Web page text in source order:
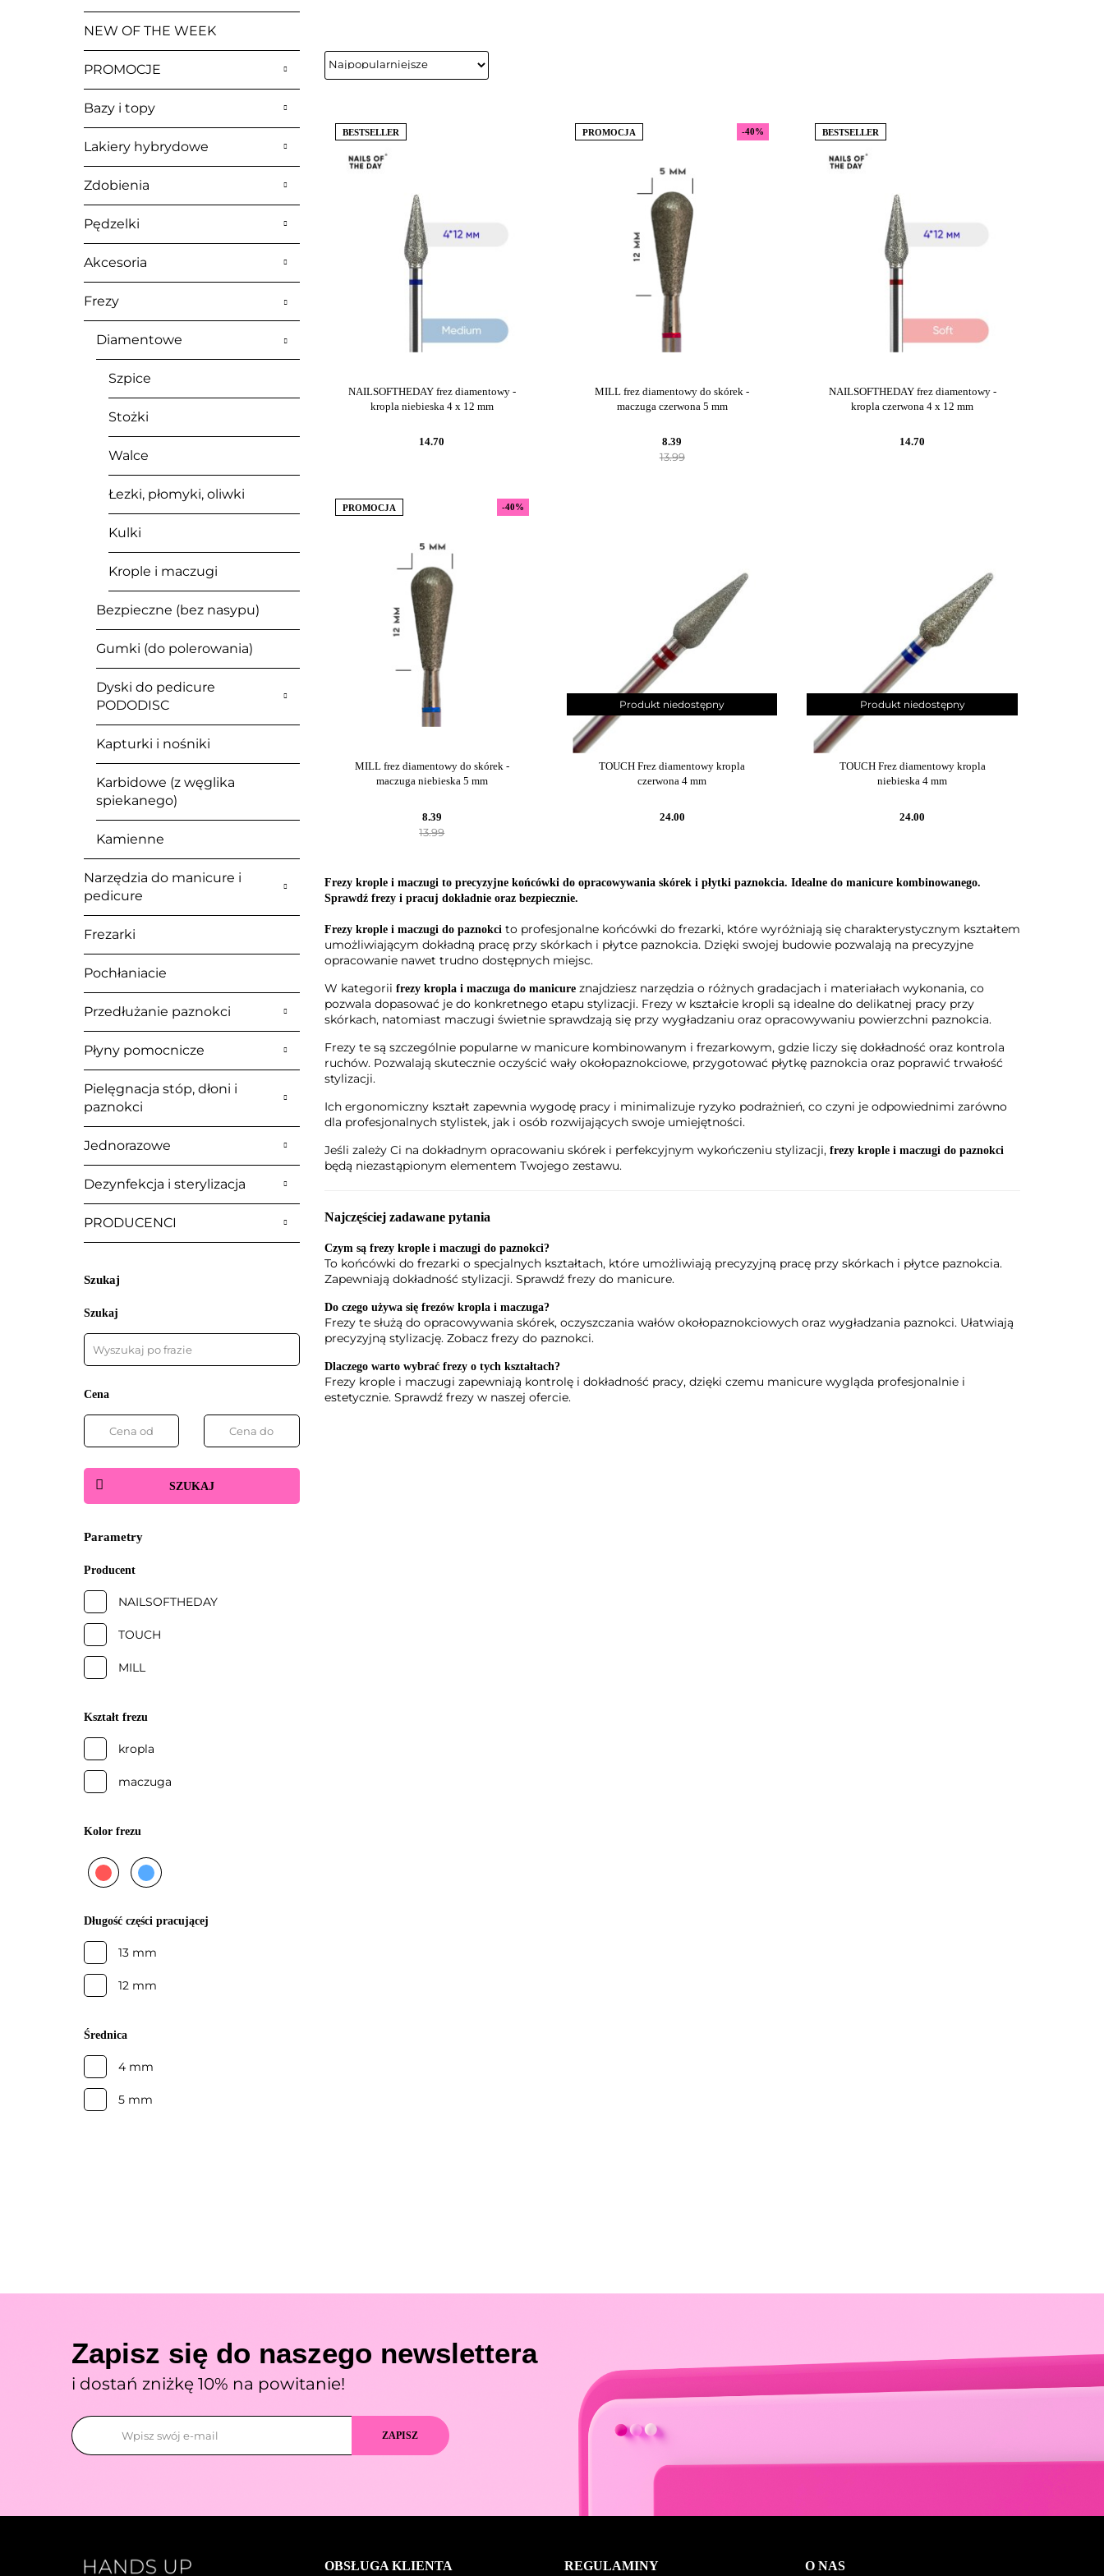
NEW OF THE WEEK
PROMOCJE
Bazy i topy
Lakiery hybrydowe
Zdobienia
Pędzelki
Akcesoria
Frezy
Diamentowe
Szpice
Stożki
Walce
Łezki, płomyki, oliwki
Kulki
Krople i maczugi
Bezpieczne (bez nasypu)
Gumki (do polerowania)
Dyski do pedicure
PODODISC
Kapturki i nośniki
Karbidowe (z węglika
spiekanego)
Kamienne
Narzędzia do manicure i
pedicure
Frezarki
Pochłaniacie
Przedłużanie paznokci
Płyny pomocnicze
Pielęgnacja stóp, dłoni i
paznokci
Jednorazowe
Dezynfekcja i sterylizacja
PRODUCENCI
Szukaj
Szukaj
Cena
SZUKAJ
Parametry
Producent
NAILSOFTHEDAY
TOUCH
MILL
Kształt frezu
kropla
maczuga
Kolor frezu
czerwonyniebieski
Długość części pracującej
13 mm
12 mm
Średnica
4 mm
5 mm
BESTSELLER
NAILSOFTHEDAY frez diamentowy -
kropla niebieska 4 x 12 mm
14.70
PROMOCJA
MILL frez diamentowy do skórek -
maczuga czerwona 5 mm
8.39
-40%
13.99
BESTSELLER
NAILSOFTHEDAY frez diamentowy -
kropla czerwona 4 x 12 mm
14.70
PROMOCJA
MILL frez diamentowy do skórek -
maczuga niebieska 5 mm
8.39
-40%
13.99
Produkt niedostępny
TOUCH Frez diamentowy kropla
czerwona 4 mm
24.00
Produkt niedostępny
TOUCH Frez diamentowy kropla
niebieska 4 mm
24.00
Frezy krople i maczugi to precyzyjne końcówki do opracowywania skórek i płytki paznokcia. Idealne do manicure kombinowanego.
Sprawdź frezy i pracuj dokładnie oraz bezpiecznie.
Frezy krople i maczugi do paznokcito profesjonalne końcówki do frezarki, które wyróżniają się charakterystycznym kształtem
umożliwiającym dokładną pracę przy skórkach i płytce paznokcia. Dzięki swojej budowie pozwalają na precyzyjne
opracowanie nawet trudno dostępnych miejsc.
W kategorii frezy kropla i maczuga do manicureznajdziesz narzędzia o różnych gradacjach i materiałach wykonania, co
pozwala dopasować je do konkretnego etapu stylizacji. Frezy w kształcie kropli są idealne do delikatnej pracy przy
skórkach, natomiast maczugi świetnie sprawdzają się przy wygładzaniu oraz opracowywaniu powierzchni paznokcia.
Frezy te są szczególnie popularne w manicure kombinowanym i frezarkowym, gdzie liczy się dokładność oraz kontrola
ruchów. Pozwalają skutecznie oczyścić wały okołopaznokciowe, przygotować płytkę paznokcia oraz poprawić trwałość
stylizacji.
Ich ergonomiczny kształt zapewnia wygodę pracy i minimalizuje ryzyko podrażnień, co czyni je odpowiednimi zarówno
dla profesjonalnych stylistek, jak i osób rozwijających swoje umiejętności.
Jeśli zależy Ci na dokładnym opracowaniu skórek i perfekcyjnym wykończeniu stylizacji, frezy krople i maczugi do paznokci
będą niezastąpionym elementem Twojego zestawu.
Najczęściej zadawane pytania
Czym są frezy krople i maczugi do paznokci?
To końcówki do frezarki o specjalnych kształtach, które umożliwiają precyzyjną pracę przy skórkach i płytce paznokcia.
Zapewniają dokładność stylizacji. Sprawdź frezy do manicure.
Do czego używa się frezów kropla i maczuga?
Frezy te służą do opracowywania skórek, oczyszczania wałów okołopaznokciowych oraz wygładzania paznokci. Ułatwiają
precyzyjną stylizację. Zobacz frezy do paznokci.
Dlaczego warto wybrać frezy o tych kształtach?
Frezy krople i maczugi zapewniają kontrolę i dokładność pracy, dzięki czemu manicure wygląda profesjonalnie i
estetycznie. Sprawdź frezy w naszej ofercie.
Zapisz się do naszego newslettera
i dostań zniżkę 10% na powitanie!
OBSŁUGA KLIENTA REGULAMINY O NAS